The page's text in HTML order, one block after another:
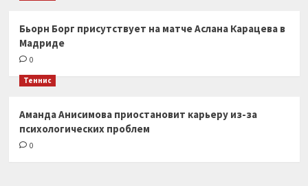
Бьорн Борг присутствует на матче Аслана Карацева в
Мадриде
0
Теннис
Аманда Анисимова приостановит карьеру из-за
психологических проблем
0